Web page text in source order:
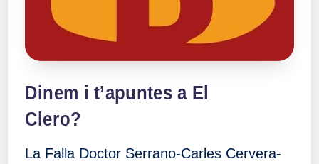
Dinem i t’apuntes a El
Clero?
La Falla Doctor Serrano-Carles Cervera-